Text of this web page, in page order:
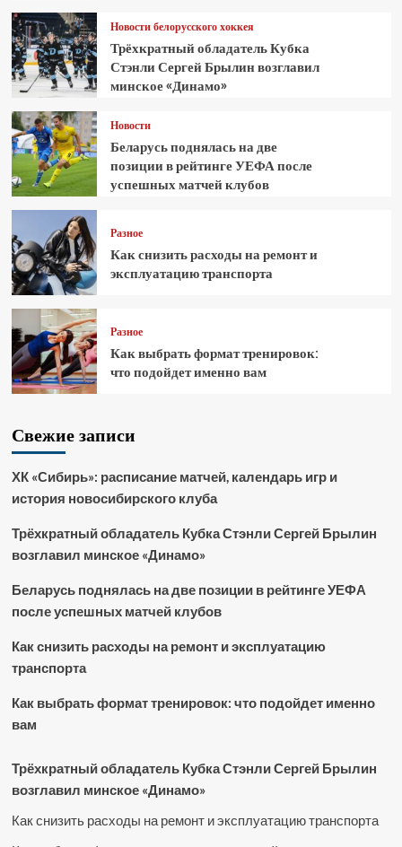
Новости белорусского хоккея
Трёхкратный обладатель Кубка
Стэнли Сергей Брылин возглавил
минское «Динамо»
Новости
Беларусь поднялась на две
позиции в рейтинге УЕФА после
успешных матчей клубов
Разное
Как снизить расходы на ремонт и
эксплуатацию транспорта
Разное
Как выбрать формат тренировок:
что подойдет именно вам
Свежие записи
ХК «Сибирь»: расписание матчей, календарь игр и
история новосибирского клуба
Трёхкратный обладатель Кубка Стэнли Сергей Брылин
возглавил минское «Динамо»
Беларусь поднялась на две позиции в рейтинге УЕФА
после успешных матчей клубов
Как снизить расходы на ремонт и эксплуатацию
транспорта
Как выбрать формат тренировок: что подойдет именно
вам
Трёхкратный обладатель Кубка Стэнли Сергей Брылин
возглавил минское «Динамо»
Как снизить расходы на ремонт и эксплуатацию транспорта